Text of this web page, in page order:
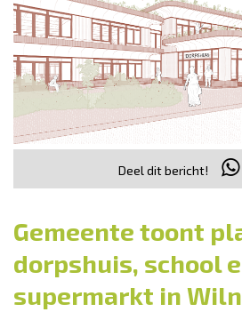
7.00 - 12.00 uur
Vorig uur
uur 1 van 0
Inklappen
Deel dit bericht!
Gemeente toont
dorpshuis, school
supermarkt in